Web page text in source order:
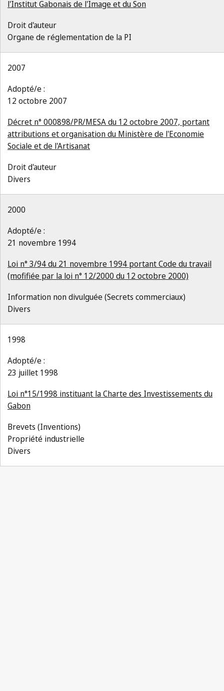
l'Institut Gabonais de l'Image et du Son
Droit d'auteur
Organe de réglementation de la PI
2007
Adopté/e :
12 octobre 2007
Décret n° 000898/PR/MESA du 12 octobre 2007, portant
attributions et organisation du Ministère de l'Economie
Sociale et de l'Artisanat
Droit d'auteur
Divers
2000
Adopté/e :
21 novembre 1994
Loi n° 3/94 du 21 novembre 1994 portant Code du travail
(mofifiée par la loi n° 12/2000 du 12 octobre 2000)
Information non divulguée (Secrets commerciaux)
Divers
1998
Adopté/e :
23 juillet 1998
Loi n°15/1998 instituant la Charte des Investissements du
Gabon
Brevets (Inventions)
Propriété industrielle
Divers